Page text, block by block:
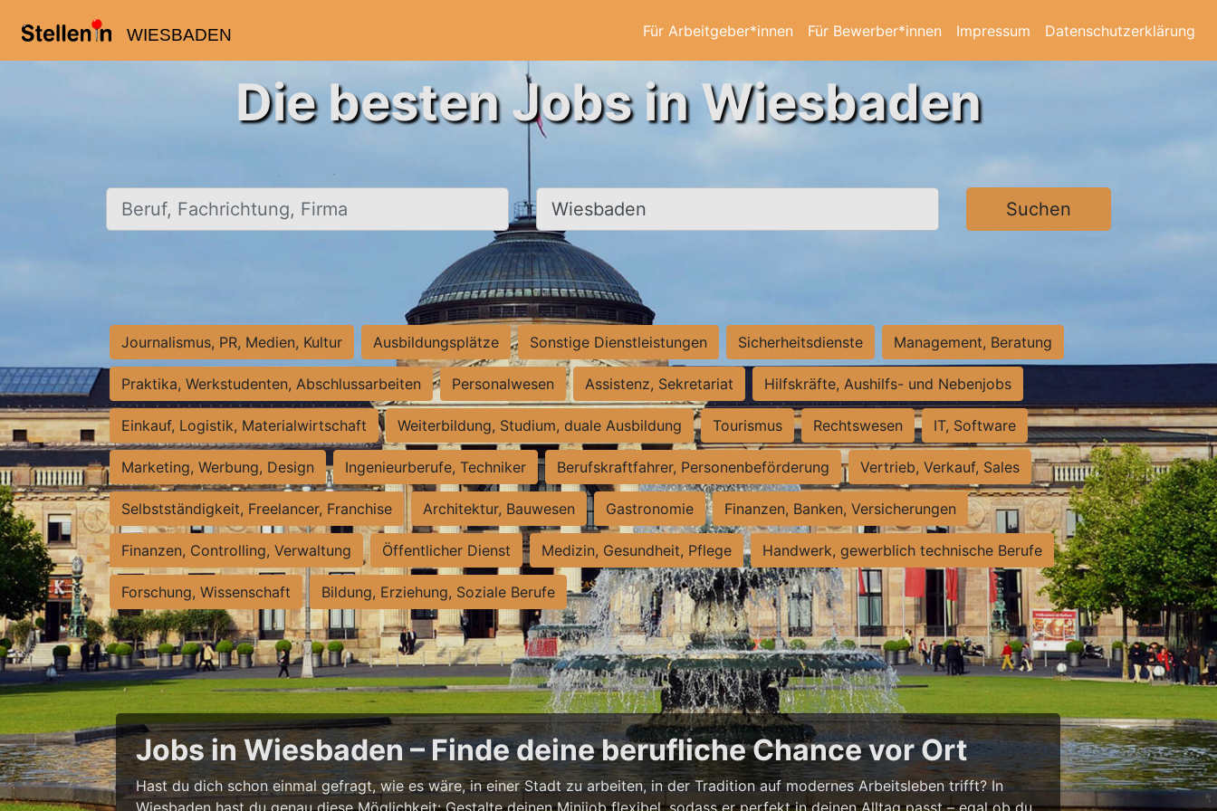
WIESBADEN Für Arbeitgeber*innen Für Bewerber*innen Impressum Datenschutzerklärung
Die besten Jobs in Wiesbaden
Beruf, Fachrichtung, Firma Ort, Stadt Suchen
Journalismus, PR, Medien, Kultur Ausbildungsplätze Sonstige Dienstleistungen Sicherheitsdienste Management, Beratung
Praktika, Werkstudenten, Abschlussarbeiten Personalwesen Assistenz, Sekretariat Hilfskräfte, Aushilfs- und Nebenjobs
Einkauf, Logistik, Materialwirtschaft Weiterbildung, Studium, duale Ausbildung Tourismus Rechtswesen IT, Software
Marketing, Werbung, Design Ingenieurberufe, Techniker Berufskraftfahrer, Personenbeförderung Vertrieb, Verkauf, Sales
Selbstständigkeit, Freelancer, Franchise Architektur, Bauwesen Gastronomie Finanzen, Banken, Versicherungen
Finanzen, Controlling, Verwaltung Öffentlicher Dienst Medizin, Gesundheit, Pflege Handwerk, gewerblich technische Berufe
Forschung, Wissenschaft Bildung, Erziehung, Soziale Berufe
Jobs in Wiesbaden – Finde deine berufliche Chance vor Ort
Hast du dich schon einmal gefragt, wie es wäre, in einer Stadt zu arbeiten, in der Tradition auf modernes Arbeitsleben trifft? In